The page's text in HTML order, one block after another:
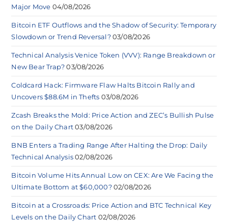
Major Move 04/08/2026
Bitcoin ETF Outflows and the Shadow of Security: Temporary
Slowdown or Trend Reversal? 03/08/2026
Technical Analysis Venice Token (VVV): Range Breakdown or
New Bear Trap? 03/08/2026
Coldcard Hack: Firmware Flaw Halts Bitcoin Rally and
Uncovers $88.6M in Thefts 03/08/2026
Zcash Breaks the Mold: Price Action and ZEC’s Bullish Pulse
on the Daily Chart 03/08/2026
BNB Enters a Trading Range After Halting the Drop: Daily
Technical Analysis 02/08/2026
Bitcoin Volume Hits Annual Low on CEX: Are We Facing the
Ultimate Bottom at $60,000? 02/08/2026
Bitcoin at a Crossroads: Price Action and BTC Technical Key
Levels on the Daily Chart 02/08/2026